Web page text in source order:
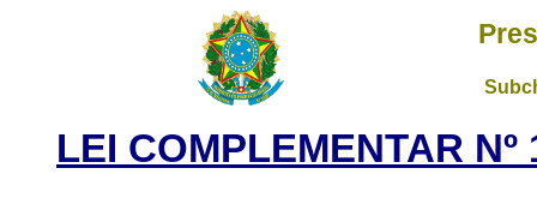
LEI COMPLEMENTAR